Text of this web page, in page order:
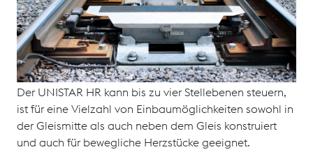
Wahlweise ist auch eine elektromechanische
Antriebsversionen verfügbar. Die UNISTAR HR-Familie
mit vergleichsweise geringem Gewicht benötigt keine
Hebewerkzeuge für die Installation und Wartung.
Der UNISTAR HR kann bis zu vier Stellebenen steuern,
ist für eine Vielzahl von Einbaumöglichkeiten sowohl in
der Gleismitte als auch neben dem Gleis konstruiert
und auch für bewegliche Herzstücke geeignet.